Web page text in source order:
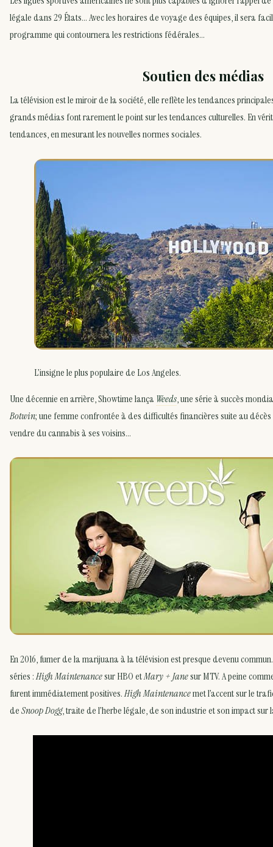
légale dans 29 États… Avec les horaires de voyage des équipes, il sera
programme qui contournera les restrictions fédérales…
Soutien des médias
La télévision est le miroir de la société, elle reflète les tendances
grands médias font rarement le point sur les tendances culturelles. En
tendances, en mesurant les nouvelles normes sociales.
L’insigne le plus populaire de Los Angeles.
Une décennie en arrière, Showtime lança Weeds, une série à succès
Botwin; une femme confrontée à des difficultés financières suite au
vendre ducannabis à ses voisins…
En 2016, fumer de la marijuana à la télévision est presque devenu
séries :High Maintenancesur HBO etMary + Janesur MTV. A peine
furent immédiatement positives.High Maintenancemet l’accent sur le
deSnoop Dogg, traite de l’herbe légale, de son industrie et son impact sur